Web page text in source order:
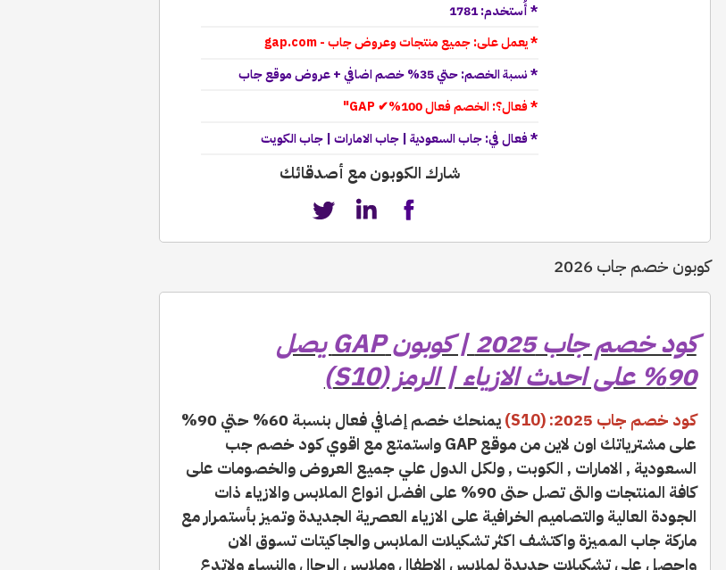
* أُستخدم: 1781
* يعمل على: جميع منتجات وعروض جاب - gap.com
* نسبة الخصم: حتي 35% خصم اضافي + عروض موقع جاب
* فعال؟: الخصم فعال 100%✔ GAP"
* فعال في: جاب السعودية | جاب الامارات | جاب الكويت
شارك الكوبون مع أصدقائك
كوبون خصم جاب 2026
كود خصم جاب 2025 | كوبون GAP يصل
90% على احدث الازياء | الرمز (S10)
كود خصم جاب 2025: (S10)
يمنحك خصم إضافي فعال بنسبة 60% حتي 90%
على مشترياتك اون لاين من موقع GAP واستمتع مع اقوي كود خصم جب
السعودية , الامارات , الكوبت , ولكل الدول علي جميع العروض والخصومات على
كافة المنتجات والتى تصل حتى 90% على افضل انواع الملابس والازياء ذات
الجودة العالية والتصاميم الخرافية على الازياء العصرية الجديدة وتميز بأستمرار مع
ماركة جاب المميزة واكتشف اكثر تشكيلات الملابس والجاكيتات تسوق الان
واحصل على تشكيلات جديدة لملابس الاطفال وملابس الرجال والنساء ولاتدع